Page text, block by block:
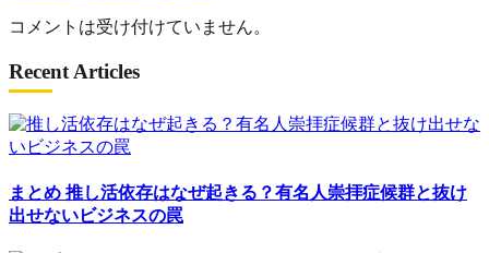
コメントは受け付けていません。
Recent Articles
まとめ 推し活依存はなぜ起きる？有名人崇拝症候群と抜け
出せないビジネスの罠